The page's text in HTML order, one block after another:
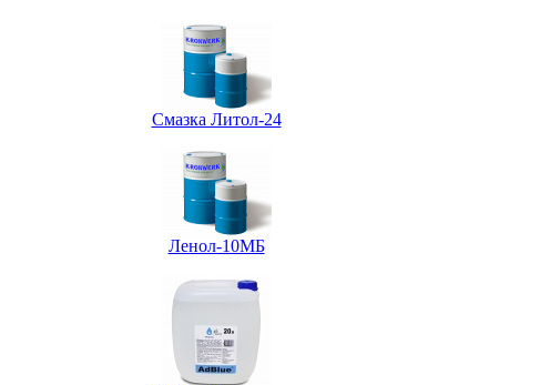
Смазка Литол-24
Ленол-10МБ